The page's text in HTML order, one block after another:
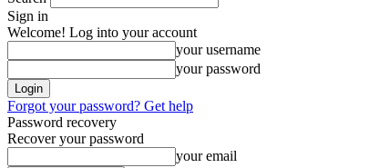
Sign in
Welcome! Log into your account
your username
your password
Forgot your password? Get help
Password recovery
Recover your password
your email